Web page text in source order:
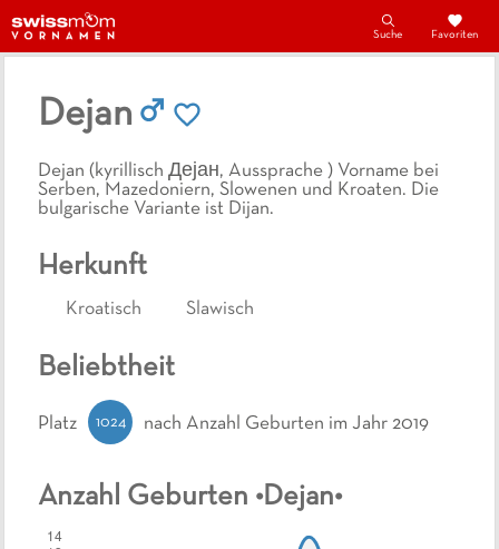
Suche Favoriten
Dejan
Dejan (kyrillisch Дејан, Aussprache ) Vorname bei
Serben, Mazedoniern, Slowenen und Kroaten. Die
bulgarische Variante ist Dijan.
Herkunft
Kroatisch Slawisch
Beliebtheit
Platz 1024 nach Anzahl Geburten im Jahr 2019
Anzahl Geburten •Dejan•